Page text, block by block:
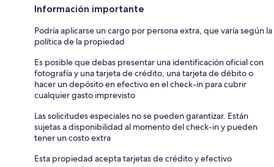
Información importante
Podría aplicarse un cargo por persona extra, que varía según la
política de la propiedad
Es posible que debas presentar una identificación oficial con
fotografía y una tarjeta de crédito, una tarjeta de débito o
hacer un depósito en efectivo en el check-in para cubrir
cualquier gasto imprevisto
Las solicitudes especiales no se pueden garantizar. Están
sujetas a disponibilidad al momento del check-in y pueden
tener un costo extra
Esta propiedad acepta tarjetas de crédito y efectivo